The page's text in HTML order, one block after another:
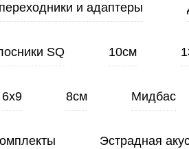
и адаптеры
SQ 10см
6х9 8см Мидбас
Эстрадная